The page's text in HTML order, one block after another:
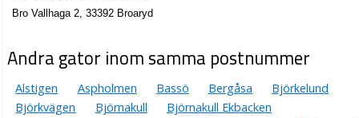
Bro Vallhaga 2, 33392 Broaryd
Andra gator inom samma postnummer
Alstigen Aspholmen Bassö Bergåsa
Björkelund
Björkvägen
Björnakull
Björnakull Ekbacken